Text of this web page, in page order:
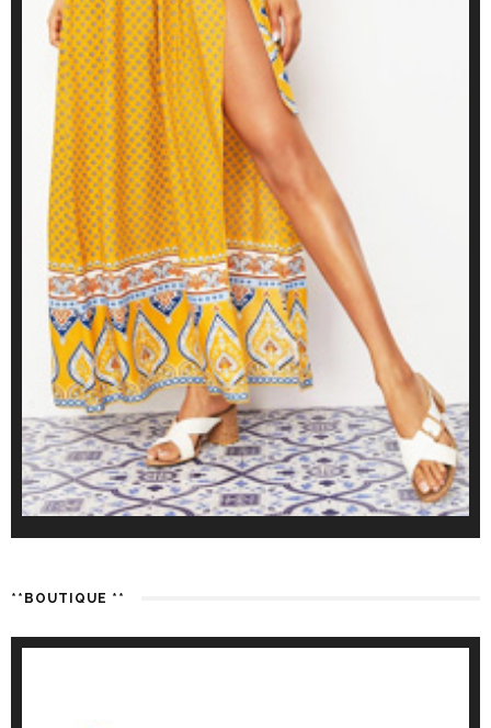
**BOUTIQUE **